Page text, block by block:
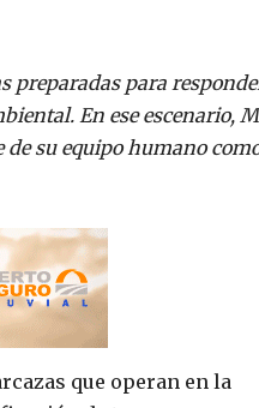
preparadas para
En ese escenario,
su equipo humano
que operan en la